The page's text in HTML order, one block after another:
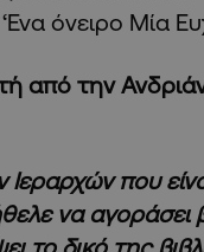
όνειρο Μία
από την
που
να αγοράσει